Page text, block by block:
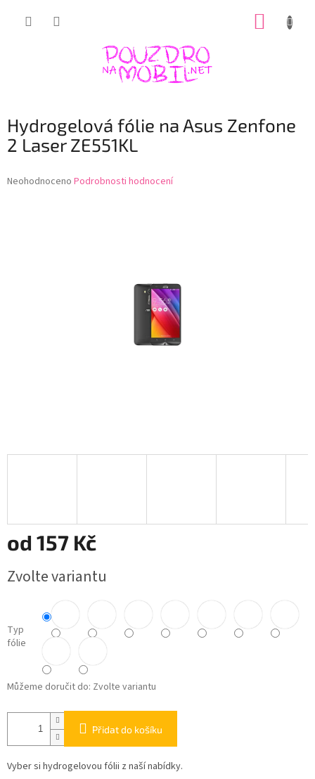
Hydrogelová fólie na Asus Zenfone
2 Laser ZE551KL
Průměrné
Neohodnoceno Podrobnosti hodnocení
od 157 Kč
cena:
Zvolte variantu
Typ
fólie
Můžeme doručit do: Zvolte variantu
Přidat do košíku
Vyber si hydrogelovou fólii z naší nabídky.